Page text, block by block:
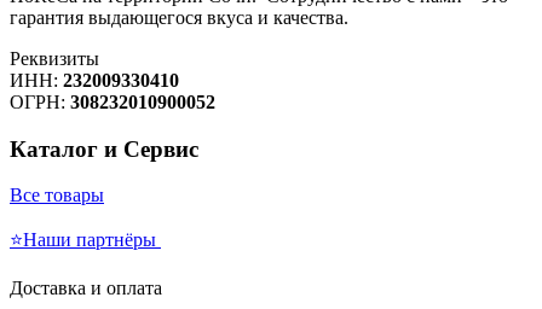
гарантия выдающегося вкуса и качества.
Реквизиты
ИНН: 232009330410
ОГРН: 308232010900052
Каталог и Сервис
Все товары
⭐Наши партнёры
Доставка и оплата